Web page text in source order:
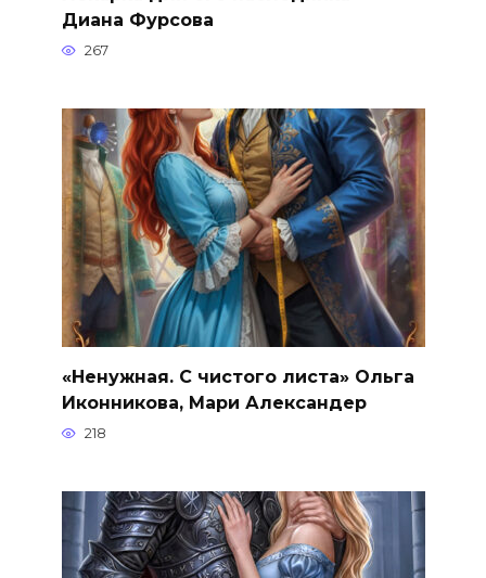
Диана Фурсова
267
«Ненужная. С чистого листа» Ольга
Иконникова, Мари Александер
218